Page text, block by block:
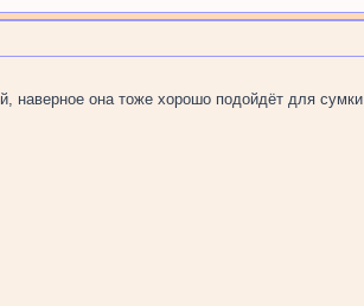
наверное она тоже хорошо подойдёт для сумки